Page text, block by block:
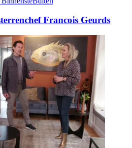
Francois Geurds